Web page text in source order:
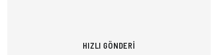
HIZLI GÖNDERİ